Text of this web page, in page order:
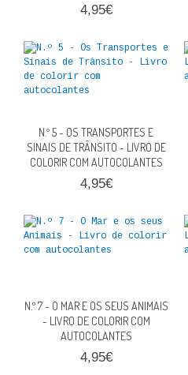
VER CARRINHO
CONTACTOS
4,95€
N.º 5 - OS TRANSPORTES E
SINAIS DE TRÂNSITO - LIVRO DE
COLORIR COM AUTOCOLANTES
4,95€
N.º 7 - O MAR E OS SEUS ANIMAIS
- LIVRO DE COLORIR COM
AUTOCOLANTES
4,95€